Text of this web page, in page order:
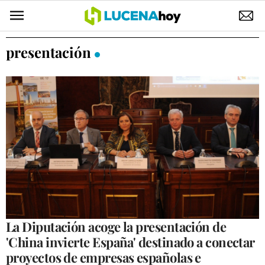
ELECCIONES
SUCESOS
ECONOMÍA
DESARROLLO LOCAL
LUCENA EMPRESAS
OCIO
COFRADÍAS
presentación
La Diputación acoge la presentación de
'China invierte España' destinado a conectar
proyectos de empresas españolas e